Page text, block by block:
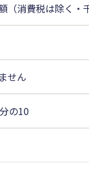
（消費税は除く・
せん
の10